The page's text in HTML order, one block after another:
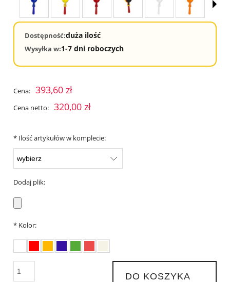
Dostępność:duża ilość
Wysyłka w:1-7 dni roboczych
Cena: 393,60 zł
Cena netto: 320,00 zł
* Ilość artykułów w komplecie:
Dodaj plik:
* Kolor:
DO KOSZYKA